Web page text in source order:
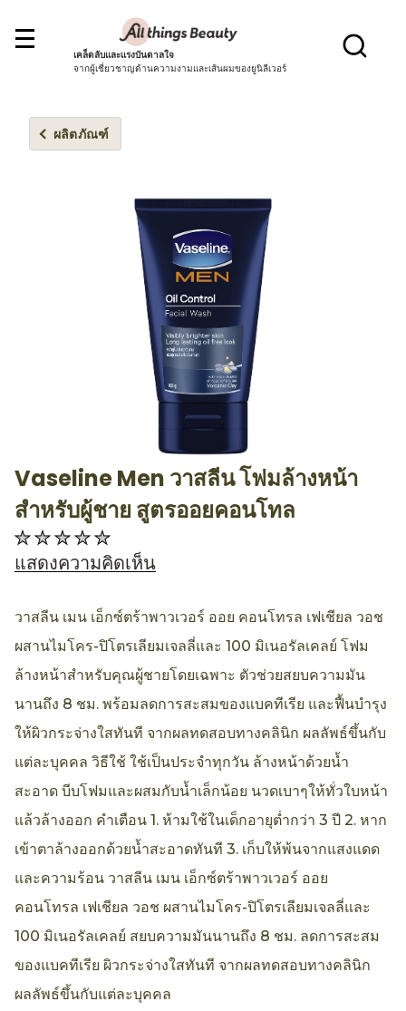
เคล็ดลับและแรงบันดาลใจ
จากผู้เชี่ยวชาญด้านความงามและเส้นผมของยูนิลีเวอร์
ผลิตภัณฑ์
Vaseline Men วาสลีน โฟมล้างหน้า
สำหรับผู้ชาย สูตรออยคอนโทล
ไม่มี
การ
คะแนน
product
นี้
แสดงความคิดเห็น
วาสลีน เมน เอ็กซ์ตร้าพาวเวอร์ ออย คอนโทรล เฟเชียล วอช
ผสานไมโคร-ปิโตรเลียมเจลลี่และ 100 มิเนอรัลเคลย์ โฟม
ล้างหน้าสำหรับคุณผู้ชายโดยเฉพาะ ตัวช่วยสยบความมัน
นานถึง 8 ชม. พร้อมลดการสะสมของแบคทีเรีย และฟื้นบำรุง
ให้ผิวกระจ่างใสทันที จากผลทดสอบทางคลินิก ผลลัพธ์ขึ้นกับ
แต่ละบุคคล วิธีใช้ ใช้เป็นประจำทุกวัน ล้างหน้าด้วยน้ำ
สะอาด บีบโฟมและผสมกับน้ำเล็กน้อย นวดเบาๆให้ทั่วใบหน้า
แล้วล้างออก คำเตือน 1. ห้ามใช้ในเด็กอายุต่ำกว่า 3 ปี 2. หาก
เข้าตาล้างออกด้วยน้ำสะอาดทันที 3. เก็บให้พ้นจากแสงแดด
และความร้อน วาสลีน เมน เอ็กซ์ตร้าพาวเวอร์ ออย
คอนโทรล เฟเชียล วอช ผสานไมโคร-ปิโตรเลียมเจลลี่และ
100 มิเนอรัลเคลย์ สยบความมันนานถึง 8 ชม. ลดการสะสม
ของแบคทีเรีย ผิวกระจ่างใสทันที จากผลทดสอบทางคลินิก
ผลลัพธ์ขึ้นกับแต่ละบุคคล